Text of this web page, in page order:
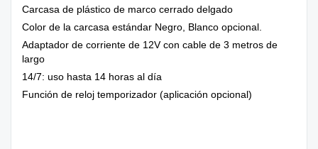
Carcasa de plástico de marco cerrado delgado
Color de la carcasa estándar Negro, Blanco opcional.
Adaptador de corriente de 12V con cable de 3 metros de
largo
14/7: uso hasta 14 horas al día
Función de reloj temporizador (aplicación opcional)